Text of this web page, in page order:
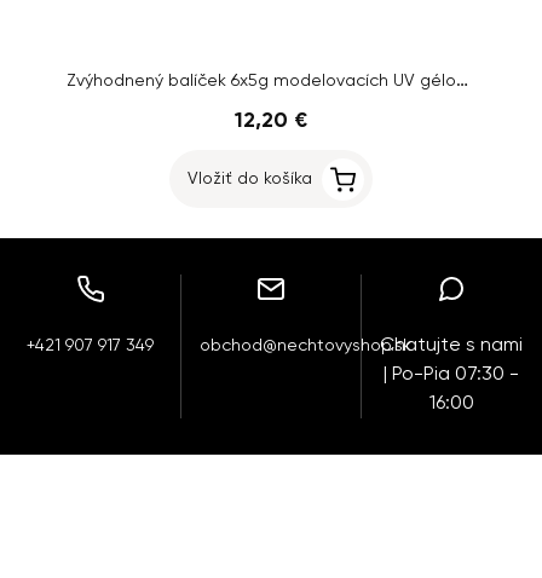
Zvýhodnený balíček 6x5g modelovacích UV gélov Inginails - SKVELÁ CENA
12,20 €
Vložiť do košíka
+421 907 917 349 obchod@nechtovyshop.skChatujte s nami
| Po-Pia 07:30 -
16:00